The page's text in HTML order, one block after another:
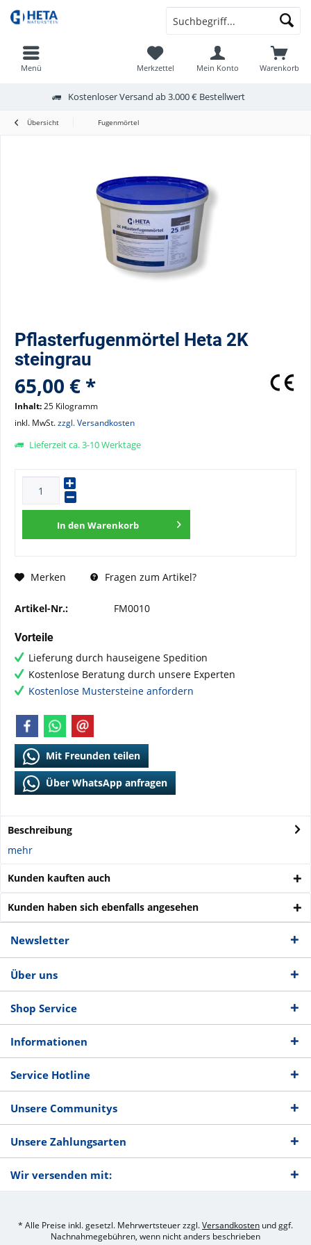
Kostenloser Versand ab 3.000 € Bestellwert
Warenkorb
Merkzettel Mein Konto
Menü
Übersicht Fugenmörtel
Pflasterfugenmörtel Heta 2K
steingrau
65,00 € *
Inhalt:25 Kilogramm
inkl. MwSt.zzgl. Versandkosten
Lieferzeit ca. 3-10 Werktage
In den Warenkorb
Merken Fragen zum Artikel?
Artikel-Nr.: FM0010
Vorteile
Lieferung durch hauseigene Spedition
Kostenlose Beratung durch unsere Experten
Kostenlose Mustersteine anfordern
Mit Freunden teilen
Über WhatsApp anfragen
Beschreibung
mehr
Kunden kauften auch
Kunden haben sich ebenfalls angesehen
Newsletter
Über uns
Shop Service
Informationen
Service Hotline
Unsere Communitys
Unsere Zahlungsarten
Wir versenden mit:
* Alle Preise inkl. gesetzl. Mehrwertsteuer zzgl.Versandkosten und ggf.
Nachnahmegebühren, wenn nicht anders beschrieben